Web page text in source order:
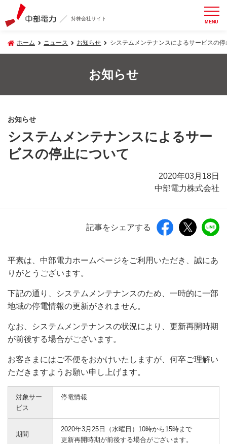
持株会社サイト MENU
ホーム ニュース お知らせ システムメンテナンスによるサービスの
お知らせ
お知らせ
システムメンテナンスによるサー
ビスの停止について
2020年03月18日
中部電力株式会社
記事をシェアする
平素は、中部電力ホームページをご利用いただき、誠にあ
りがとうございます。
下記の通り、システムメンテナンスのため、一時的に一部
地域の停電情報の更新がされません。
なお、システムメンテナンスの状況により、更新再開時期
が前後する場合がございます。
お客さまにはご不便をおかけいたしますが、何卒ご理解い
ただきますようお願い申し上げます。
対象サー
ビス
停電情報
期間
2020年3月25日（水曜日）10時から15時まで
更新再開時期が前後する場合がございます。